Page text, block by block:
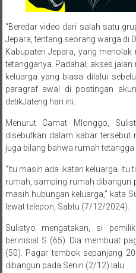
“Beredar video dari salah satu
Jepara, tentang seorang warga di
Kabupaten Jepara, yang
tetangganya. Padahal, akses
keluarga yang biasa dilalui
paragraf awal di postingan
detikJateng hari ini.
Menurut Camat Mlonggo,
disebutkan dalam kabar tersebut
juga bilang bahwa rumah
“Itu masih ada ikatan keluarga.
rumah, samping rumah dibangun
masih hubungan keluarga,” kata
lewat telepon, Sabtu (7/12/2024).
Sulistyo mengatakan, si
berinisial S (65). Dia membuat
(50). Pagar tembok sepanjang
dibangun pada Senin (2/12) lalu.